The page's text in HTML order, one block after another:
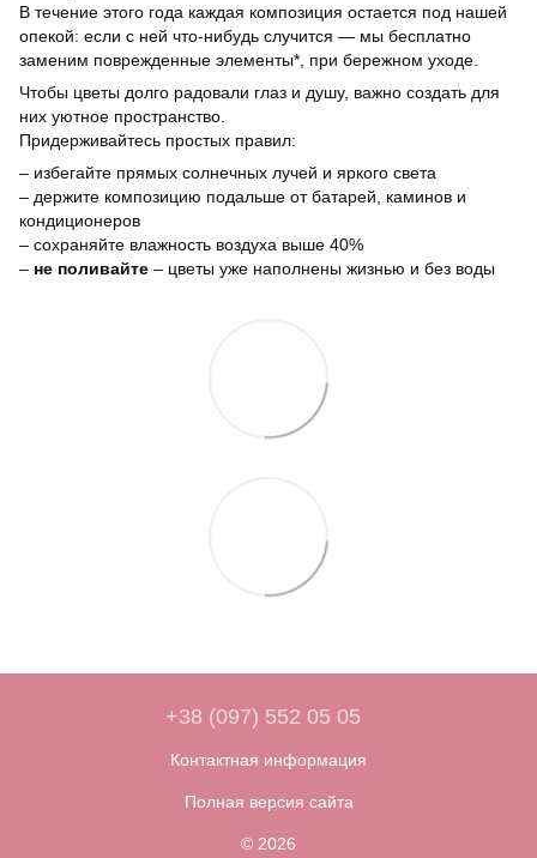
В течение этого года каждая композиция остается под нашей
опекой: если с ней что-нибудь случится — мы бесплатно
заменим поврежденные элементы*, при бережном уходе.
Чтобы цветы долго радовали глаз и душу, важно создать для
них уютное пространство.
Придерживайтесь простых правил:
– избегайте прямых солнечных лучей и яркого света
– держите композицию подальше от батарей, каминов и
кондиционеров
– сохраняйте влажность воздуха выше 40%
– не поливайте – цветы уже наполнены жизнью и без воды
+38 (097) 552 05 05
Контактная информация
Полная версия сайта
© 2026